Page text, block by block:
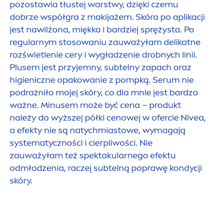
pozostawia tłustej warstwy, dzięki czemu
dobrze współgra z makijażem. Skóra po aplikacji
jest nawilżona, miękka i bardziej sprężysta. Po
regularnym stosowaniu zauważyłam delikatne
rozświetlenie cery i wygładzenie drobnych linii.
Plusem jest przyjemny, subtelny zapach oraz
higieniczne opakowanie z pompką. Serum nie
podrażniło mojej skóry, co dla mnie jest bardzo
ważne. Minusem może być cena – produkt
należy do wyższej półki cenowej w ofercie Nivea,
a efekty nie są natychmiastowe, wymagają
systematyczności i cierpliwości. Nie
zauważyłam też spektakularnego efektu
odmłodzenia, raczej subtelną poprawę kondycji
skóry.